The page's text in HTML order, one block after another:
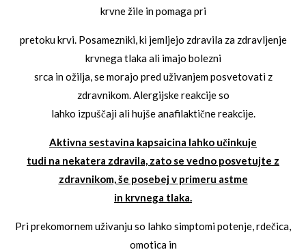
krvne žile in pomaga pri
pretoku krvi. Posamezniki, ki jemljejo zdravila za zdravljenje
krvnega tlaka ali imajo bolezni
srca in ožilja, se morajo pred uživanjem posvetovati z
zdravnikom. Alergijske reakcije so
lahko izpuščaji ali hujše anafilaktične reakcije.
Aktivna sestavina kapsaicina lahko učinkuje
tudi na nekatera zdravila, zato se vedno posvetujte z
zdravnikom, še posebej v primeru astme
in krvnega tlaka.
Pri prekomornem uživanju so lahko simptomi potenje, rdečica,
omotica in